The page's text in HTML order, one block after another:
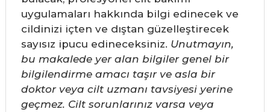
uygulamaları hakkında bilgi edinecek ve
cildinizi içten ve dıştan güzelleştirecek
sayısız ipucu edineceksiniz. Unutmayın,
bu makalede yer alan bilgiler genel bir
bilgilendirme amacı taşır ve asla bir
doktor veya cilt uzmanı tavsiyesi yerine
geçmez. Cilt sorunlarınız varsa veya